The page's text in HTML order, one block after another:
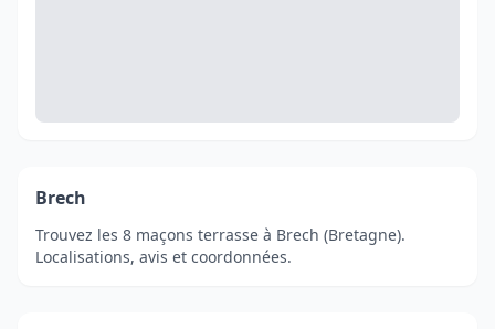
Brech
Trouvez les 8 maçons terrasse à Brech (Bretagne).
Localisations, avis et coordonnées.